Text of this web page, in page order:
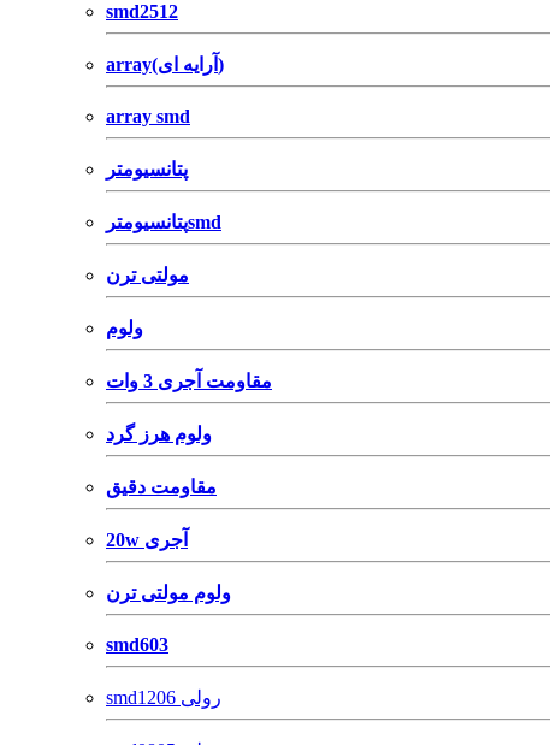
smd2512
array(آرایه ای)
array smd
پتانسیومتر
پتانسیومترsmd
مولتی ترن
ولوم
مقاومت آجری 3 وات
ولوم هرز گرد
مقاومت دقیق
20w آجری
ولوم مولتی ترن
smd603
smd1206 رولی